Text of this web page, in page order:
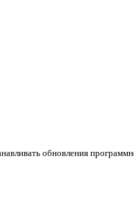
обновления